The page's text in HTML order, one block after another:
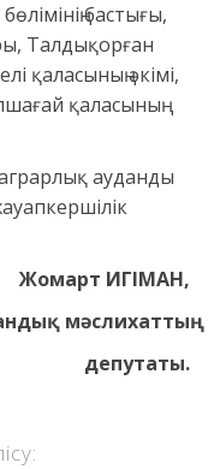
бастығы,
Талдықорған
қаласының әкімі,
қаласының
ауданды
Жомарт ИГІМАН,
мәслихаттың
депутаты.